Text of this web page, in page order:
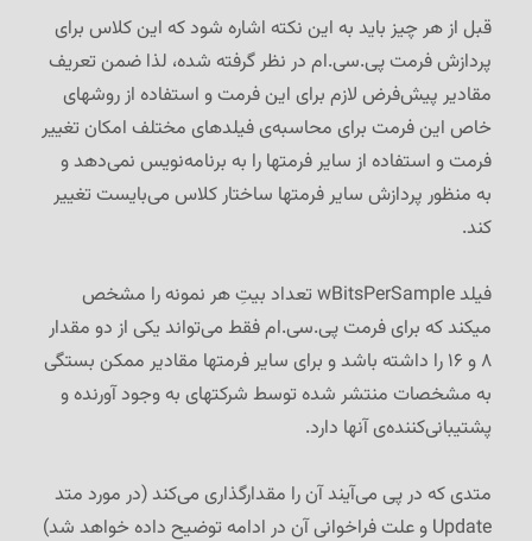
قبل از هر چیز باید به این نکته اشاره شود که این کلاس برای
پردازش فرمت پی.سی.ام در نظر گرفته شده، لذا ضمن تعریف
مقادیر پیش‌فرض لازم برای این فرمت و استفاده از روشهای
خاص این فرمت برای محاسبه‌ی فیلدهای مختلف امکان تغییر
فرمت و استفاده از سایر فرمتها را به برنامه‌نویس نمی‌دهد و
به منظور پردازش سایر فرمتها ساختار کلاس می‌بایست تغییر
کند.
فیلد wBitsPerSample تعداد بیتِ هر نمونه را مشخص
میکند که برای فرمت پی.سی.ام فقط می‌تواند یکی از دو مقدار
۸ و ۱۶ را داشته باشد و برای سایر فرمتها مقادیر ممکن بستگی
به مشخصات منتشر شده توسط شرکتهای به وجود آورنده و
پشتیبانی‌کننده‌ی آنها دارد.
متدی که در پی می‌آیند آن را مقدارگذاری می‌کند (در مورد متد
Update و علت فراخوانی آن در ادامه توضیح داده خواهد شد)